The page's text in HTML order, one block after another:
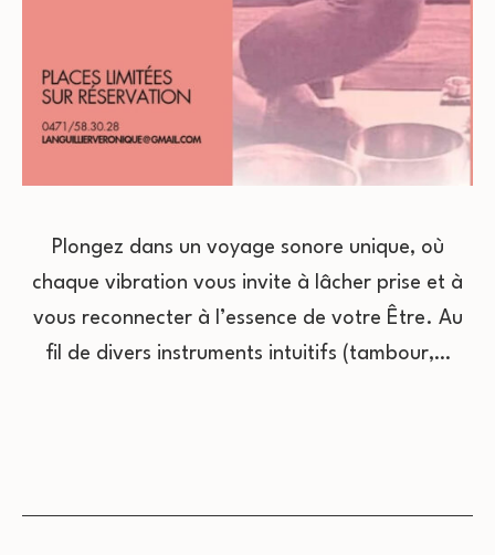
Plongez dans un voyage sonore unique, où
chaque vibration vous invite à lâcher prise et à
vous reconnecter à l’essence de votre Être. Au
fil de divers instruments intuitifs (tambour,…